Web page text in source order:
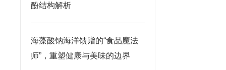
酚结构解析
海藻酸钠海洋馈赠的“食品魔法
师”，重塑健康与美味的边界